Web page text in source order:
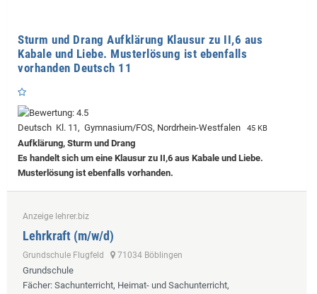
Sturm und Drang Aufklärung Klausur zu II,6 aus
Kabale und Liebe. Musterlösung ist ebenfalls
vorhanden Deutsch 11
Deutsch Kl. 11, Gymnasium/FOS, Nordrhein-Westfalen 45 KB
Aufklärung, Sturm und Drang
Es handelt sich um eine Klausur zu II,6 aus Kabale und Liebe.
Musterlösung ist ebenfalls vorhanden.
Anzeige lehrer.biz
Lehrkraft (m/w/d)
Grundschule Flugfeld 71034 Böblingen
Grundschule
Fächer: Sachunterricht, Heimat- und Sachunterricht,